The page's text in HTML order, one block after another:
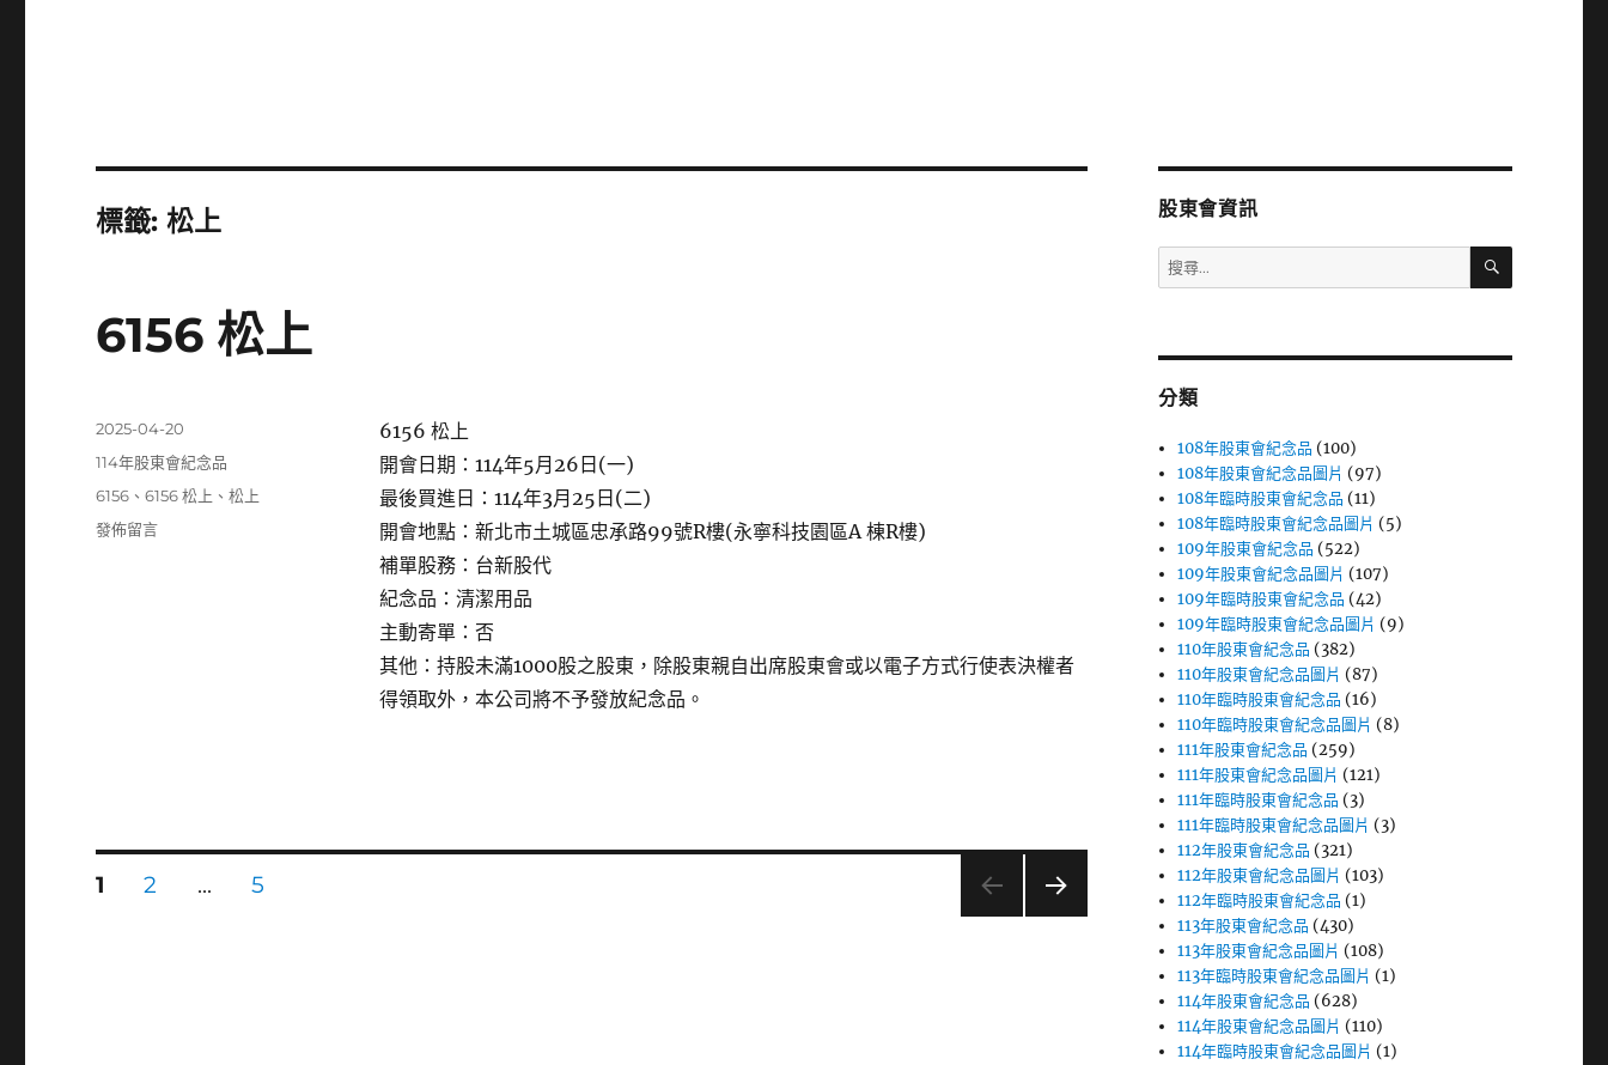
標籤:松上
6156 松上
6156 松上
開會日期：114年5月26日(一)
最後買進日：114年3月25日(二)
開會地點：新北市土城區忠承路99號R樓(永寧科技園區A 棟R樓)
補單股務：台新股代
紀念品：清潔用品
主動寄單：否
其他：持股未滿1000股之股東，除股東親自出席股東會或以電子方式行使表決權者
得領取外，本公司將不予發放紀念品。
發
期:
2025-04-20
分
114年股東會紀念品
標
籤
6156 、6156 松上 、松上
在
發佈留言
文
頁
1
頁
2 ...
頁
5
股東會資訊
搜
尋
字:
搜
分類
108年股東會紀念品 (100)
108年股東會紀念品圖片 (97)
108年臨時股東會紀念品 (11)
108年臨時股東會紀念品圖片 (5)
109年股東會紀念品 (522)
109年股東會紀念品圖片 (107)
109年臨時股東會紀念品 (42)
109年臨時股東會紀念品圖片 (9)
110年股東會紀念品 (382)
110年股東會紀念品圖片 (87)
110年臨時股東會紀念品 (16)
110年臨時股東會紀念品圖片 (8)
111年股東會紀念品 (259)
111年股東會紀念品圖片 (121)
111年臨時股東會紀念品 (3)
111年臨時股東會紀念品圖片 (3)
112年股東會紀念品 (321)
112年股東會紀念品圖片 (103)
112年臨時股東會紀念品 (1)
113年股東會紀念品 (430)
113年股東會紀念品圖片 (108)
113年臨時股東會紀念品圖片 (1)
114年股東會紀念品 (628)
114年股東會紀念品圖片 (110)
114年臨時股東會紀念品圖片 (1)